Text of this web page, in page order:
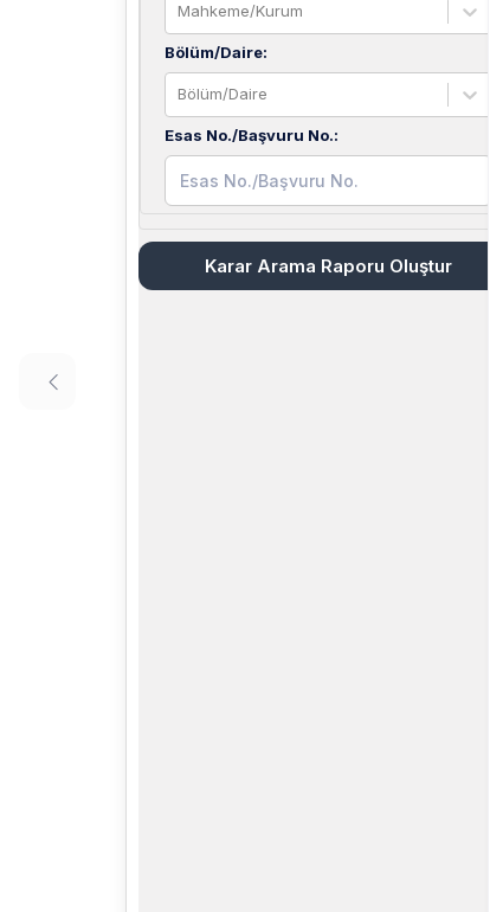
Mahkeme/Kurum
Bölüm/Daire:
Bölüm/Daire
Esas No./Başvuru No.:
Karar Arama Raporu Oluştur